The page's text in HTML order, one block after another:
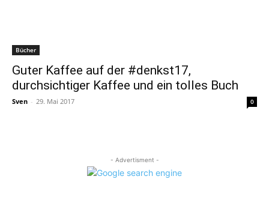
Bücher
Guter Kaffee auf der #denkst17,
durchsichtiger Kaffee und ein tolles Buch
Sven - 29. Mai 2017 0
- Advertisment -